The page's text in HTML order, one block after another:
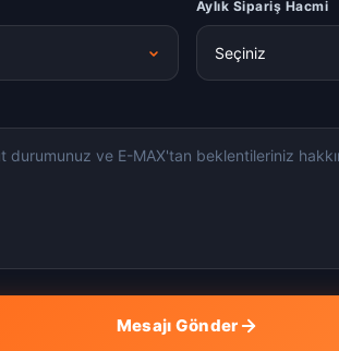
Aylık Sipariş Hacmi
Mesajı Gönder